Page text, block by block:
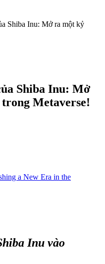
Shiba Inu: Mở ra một kỷ
Shiba Inu: Mở
Metaverse!
Inu vào